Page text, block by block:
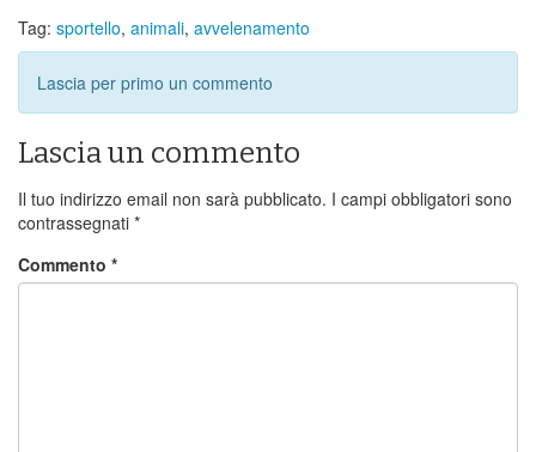
Tag: sportello, animali, avvelenamento
Lascia per primo un commento
Lascia un commento
Il tuo indirizzo email non sarà pubblicato. I campi obbligatori sono
contrassegnati *
Commento *